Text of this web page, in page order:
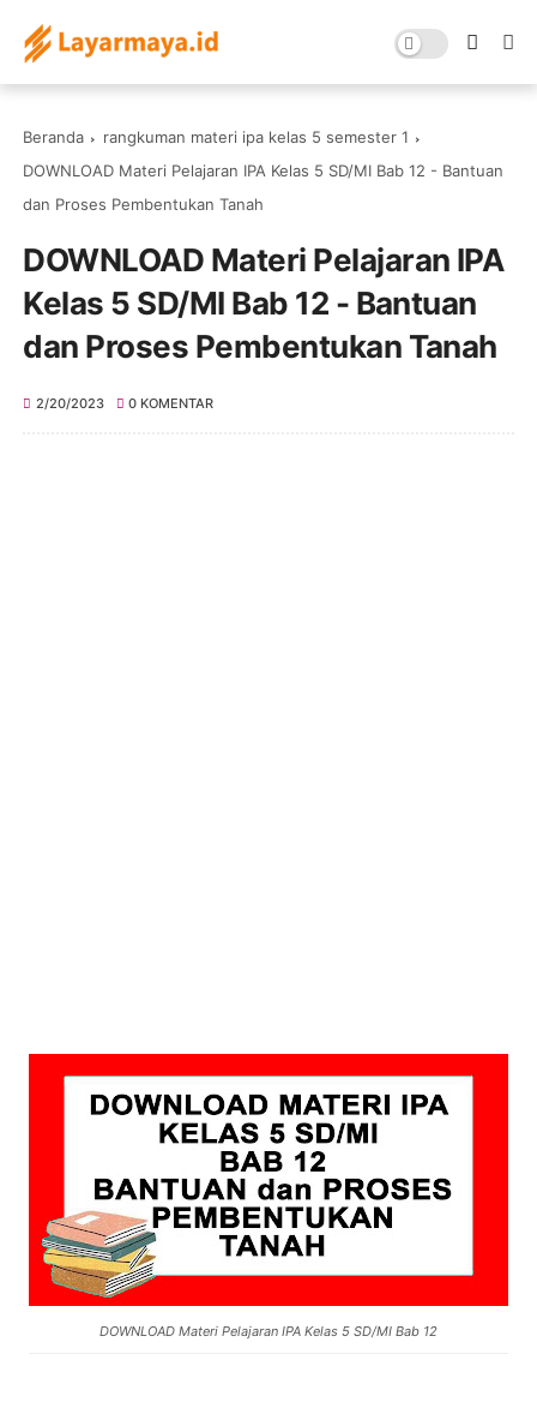
Beranda
rangkuman materi ipa kelas 5 semester 1
DOWNLOAD Materi Pelajaran IPA Kelas 5 SD/MI Bab 12 - Bantuan
dan Proses Pembentukan Tanah
DOWNLOAD Materi Pelajaran IPA
Kelas 5 SD/MI Bab 12 - Bantuan
dan Proses Pembentukan Tanah
2/20/2023 0 KOMENTAR
DOWNLOAD Materi Pelajaran IPA Kelas 5 SD/MI Bab 12